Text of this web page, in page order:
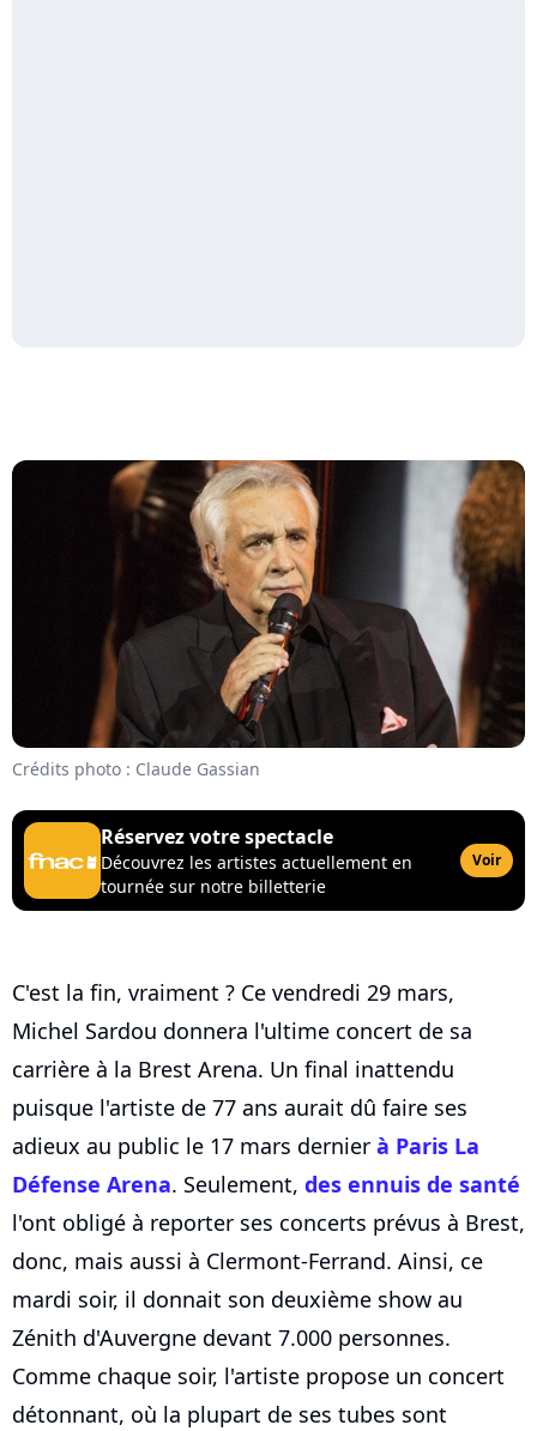
Crédits photo : Claude Gassian
Réservez votre spectacle
Découvrez les artistes actuellement en
tournée sur notre billetterie
Voir
C'est la fin, vraiment ? Ce vendredi 29 mars,
Michel Sardou donnera l'ultime concert de sa
carrière à la Brest Arena. Un final inattendu
puisque l'artiste de 77 ans aurait dû faire ses
adieux au public le 17 mars dernier à Paris La
Défense Arena. Seulement, des ennuis de santé
l'ont obligé à reporter ses concerts prévus à Brest,
donc, mais aussi à Clermont-Ferrand. Ainsi, ce
mardi soir, il donnait son deuxième show au
Zénith d'Auvergne devant 7.000 personnes.
Comme chaque soir, l'artiste propose un concert
détonnant, où la plupart de ses tubes sont